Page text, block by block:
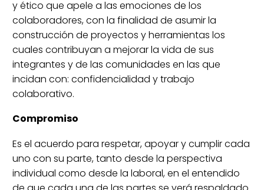
y ético que apele a las emociones de los
colaboradores, con la finalidad de asumir la
construcción de proyectos y herramientas los
cuales contribuyan a mejorar la vida de sus
integrantes y de las comunidades en las que
incidan con: confidencialidad y trabajo
colaborativo.
Compromiso
Es el acuerdo para respetar, apoyar y cumplir cada
uno con su parte, tanto desde la perspectiva
individual como desde la laboral, en el entendido